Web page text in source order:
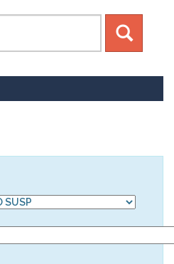
Canais